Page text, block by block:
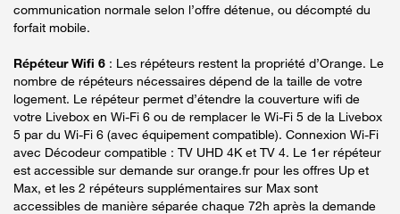
communication normale selon l’offre détenue, ou décompté du
forfait mobile.
Répéteur Wifi 6 : Les répéteurs restent la propriété d’Orange. Le
nombre de répéteurs nécessaires dépend de la taille de votre
logement. Le répéteur permet d’étendre la couverture wifi de
votre Livebox en Wi-Fi 6 ou de remplacer le Wi-Fi 5 de la Livebox
5 par du Wi-Fi 6 (avec équipement compatible). Connexion Wi-Fi
avec Décodeur compatible : TV UHD 4K et TV 4. Le 1er répéteur
est accessible sur demande sur orange.fr pour les offres Up et
Max, et les 2 répéteurs supplémentaires sur Max sont
accessibles de manière séparée chaque 72h après la demande